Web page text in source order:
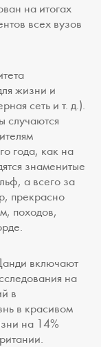
на итогах
всех вузов
жизни и
сеть и т. д.).
случаются
года, как на
знаменитые
а всего за
прекрасно
походов,
включают
на
в
в красивом
на 14%